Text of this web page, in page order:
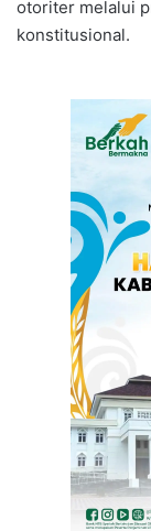
otoriter melalui
konstitusional.